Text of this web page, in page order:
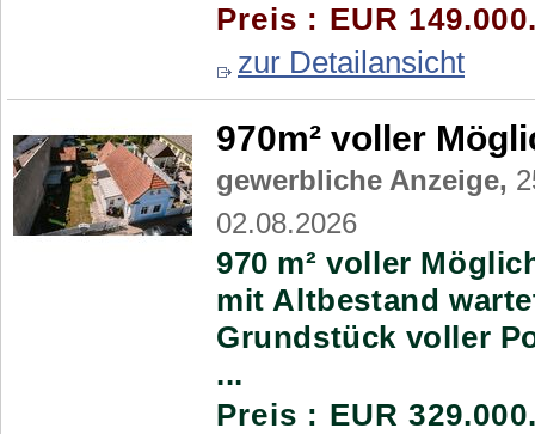
Preis : EUR
zur Detailansicht
970m² voller
gewerbliche Anzeige,
02.08.2026
970 m² voller
mit Altbestand
Grundstück voller
...
Preis : EUR